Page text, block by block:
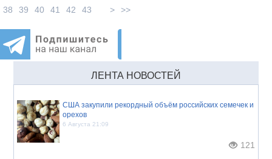
38
39 40 41 42 43 > >>
ЛЕНТА НОВОСТЕЙ
США закупили рекордный объём российских семечек и
орехов
6 Августа 21:09
121